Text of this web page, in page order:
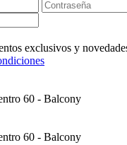
exclusivos y